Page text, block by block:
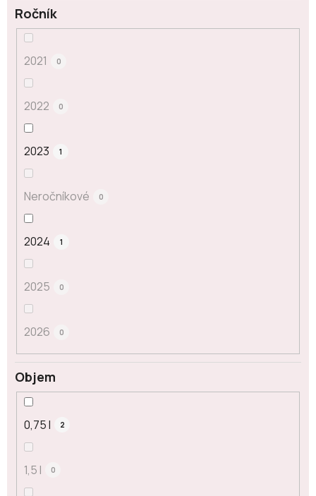
Ročník
2021 0
2022 0
2023 1
Neročníkové 0
2024 1
2025 0
2026 0
Objem
0,75 l 2
1,5 l 0